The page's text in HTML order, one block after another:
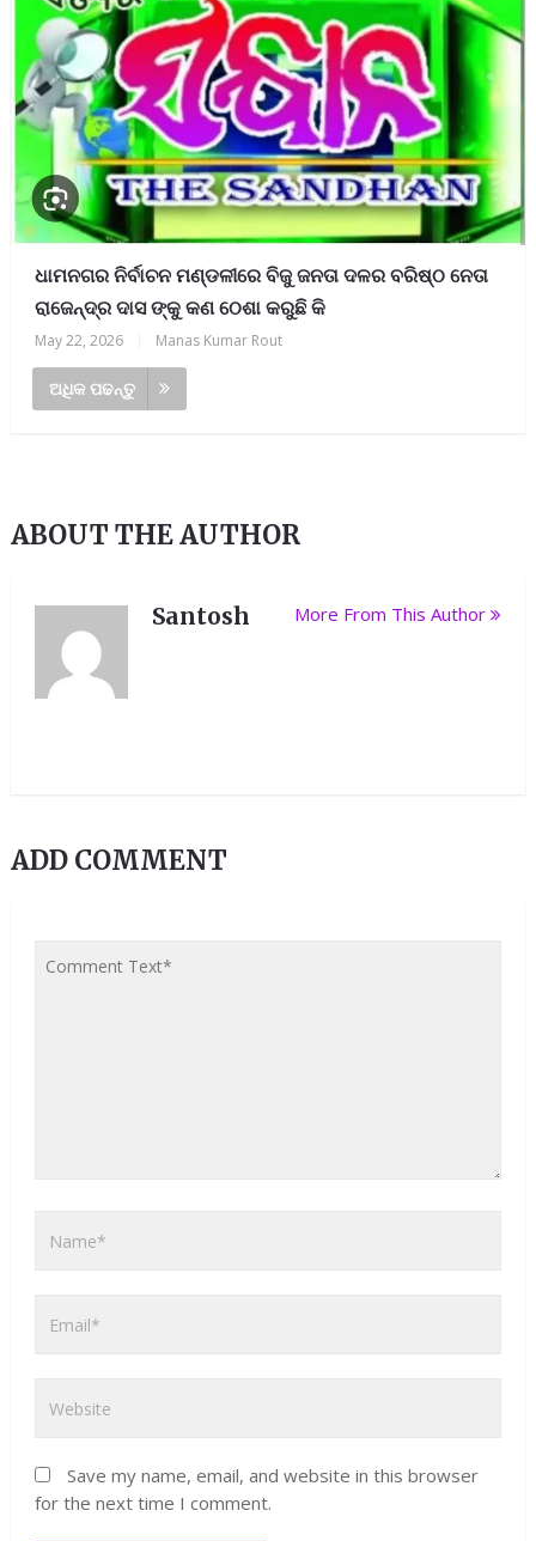
ଧାମନଗର ନିର୍ବାଚନ ମଣ୍ଡଳୀରେ ବିଜୁ ଜନତା ଦଳର ବରିଷ୍ଠ ନେତା
ରାଜେନ୍ଦ୍ର ଦାସ ଙ୍କୁ କଣ ଠେଶା କରୁଛି କି
May 22, 2026 Manas Kumar Rout
ଅଧିକ ପଢନ୍ତୁ
ABOUT THE AUTHOR
Santosh More From This Author
ADD COMMENT
Save my name, email, and website in this browser
for the next time I comment.